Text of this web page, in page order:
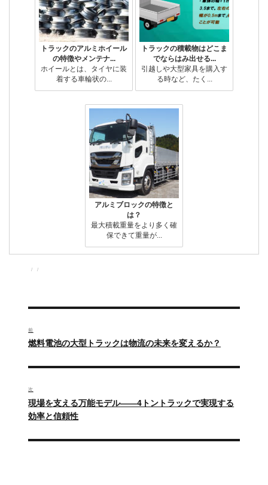
トラックのアルミホイール
の特徴やメンテナ...
ホイールとは、タイヤに装
着する車輪状の...
トラックの積載物はどこま
でならはみ出せる...
引越しや大型家具を購入す
る時など、たく...
アルミブロックの特徴と
は？
最大積載重量をより多く確
保できて重量が...
投
投
稿
ゲ
ー
シ
前
過
の
稿:
燃料電池の大型トラックは物流の未来を変えるか？
次
次
の
稿:
現場を支える万能モデル――4トントラックで実現する
効率と信頼性